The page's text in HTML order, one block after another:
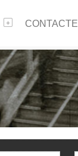
CONTACTE